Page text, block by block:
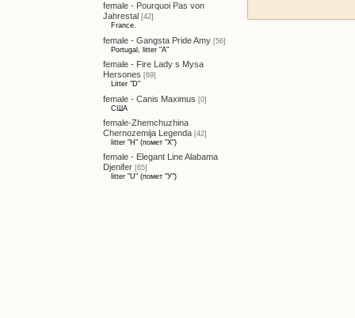
female - Pourquoi Pas von
Jahrestal [42]
France.
female - Gangsta Pride Amy [56]
Portugal, litter "A"
female - Fire Lady s Mysa
Hersones [69]
Litter "D"
female - Canis Maximus [0]
США
female-Zhemchuzhina
Chernozemija Legenda [42]
litter "H" (помет "Х")
female - Elegant Line Alabama
Djenifer [65]
litter "U" (помет "У")